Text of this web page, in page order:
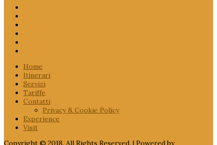
Home
Itinerari
Servizi
Tariffe
Contatti
Privacy & Cookie Policy
Experience
Visit
Copyright © 2018. All Rights Reserved. | Powered by